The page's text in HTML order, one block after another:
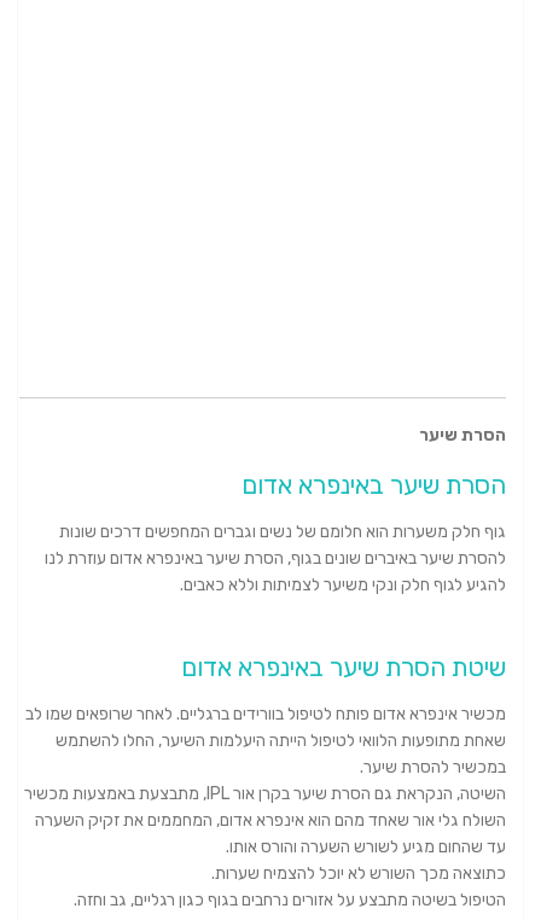
הסרת שיער
הסרת שיער באינפרא אדום
גוף חלק משערות הוא חלומם של נשים וגברים המחפשים דרכים שונות
להסרת שיער באיברים שונים בגוף, הסרת שיער באינפרא אדום עוזרת לנו
להגיע לגוף חלק ונקי משיער לצמיתות וללא כאבים.
שיטת הסרת שיער באינפרא אדום
מכשיר אינפרא אדום פותח לטיפול בוורידים ברגליים. לאחר שרופאים שמו לב
שאחת מתופעות הלוואי לטיפול הייתה היעלמות השיער, החלו להשתמש
במכשיר להסרת שיער.
השיטה, הנקראת גם הסרת שיער בקרן אור IPL, מתבצעת באמצעות מכשיר
השולח גלי אור שאחד מהם הוא אינפרא אדום, המחממים את זקיק השערה
עד שהחום מגיע לשורש השערה והורס אותו.
כתוצאה מכך השורש לא יוכל להצמיח שערות.
הטיפול בשיטה מתבצע על אזורים נרחבים בגוף כגון רגליים, גב וחזה.